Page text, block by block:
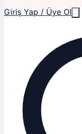
Giriş Yap / Üye Ol